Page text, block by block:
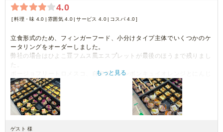
4.0
料理・味 4.0 雰囲気 4.0 サービス 4.0 コスパ 4.0
立食形式のため、フィンガーフード、小分けタイプ主体でいくつかのケ
ータリングをオーダーしました。
弊社の場合はひよこ豆フムス風エスプレットが最後のほうまで残りまし
た。
ポージョフリートロメスコ、自家製ジャンボンキュイオレンジとにんじ
んラペは写真のほうがボリュームと華やかさがあり、
実物は少し控えめだった印象です。
何品かいただきましたが味付け自体は良かったと思います。
小分けに際して、使い捨てトングがついているお店もあるのですが、こ
ですり合わせができれば使い捨てトングを調達するなり対応ができたか
もっと見る
ゲスト 様